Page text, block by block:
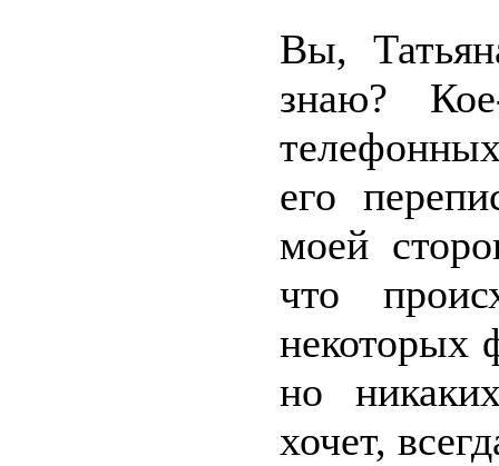
Вы,
знаю?
его
моей
что
некоторых
но
хочет,